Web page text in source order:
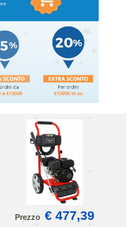
Prezzo € 477,39